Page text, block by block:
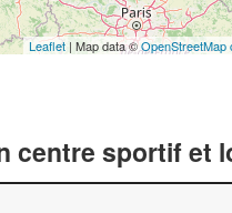
Leaflet | Map data ©OpenStreetMap
centre sportif